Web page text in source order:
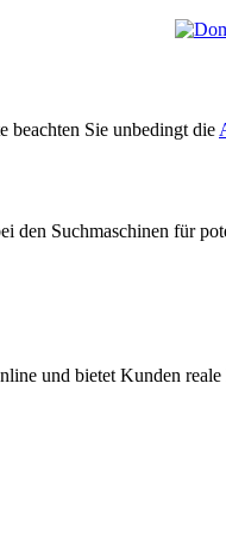
beachten Sie unbedingt die
den Suchmaschinen für
und bietet Kunden